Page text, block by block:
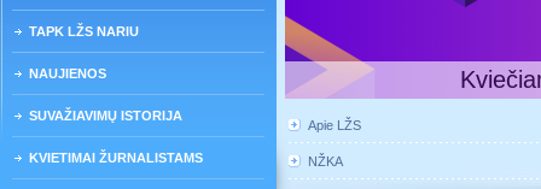
TAPK LŽS NARIU
NAUJIENOS
SUVAŽIAVIMŲ ISTORIJA
KVIETIMAI ŽURNALISTAMS
Apie LŽS
NŽKA